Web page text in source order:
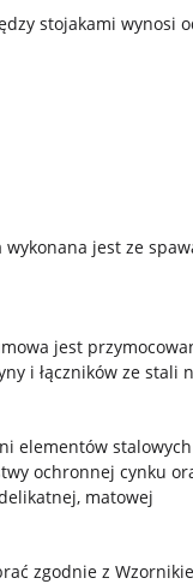
stojakami wynosi
wykonana jest ze
jest
i łączników ze stali
elementów stalowych
ochronnej cynku
matowej
zgodnie z